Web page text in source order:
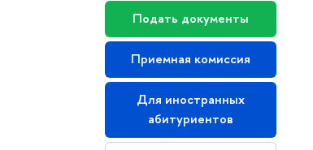
Подать документы
Приемная комиссия
Для иностранных
абитуриентов